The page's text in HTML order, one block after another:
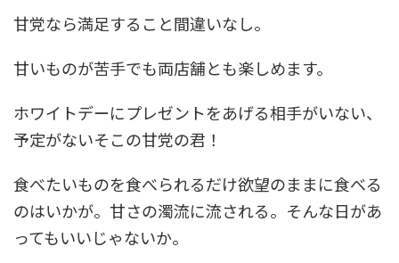
甘党なら満足すること間違いなし。
甘いものが苦手でも両店舗とも楽しめます。
ホワイトデーにプレゼントをあげる相手がいない、
予定がないそこの甘党の君！
食べたいものを食べられるだけ欲望のままに食べる
のはいかが。甘さの濁流に流される。そんな日があ
ってもいいじゃないか。